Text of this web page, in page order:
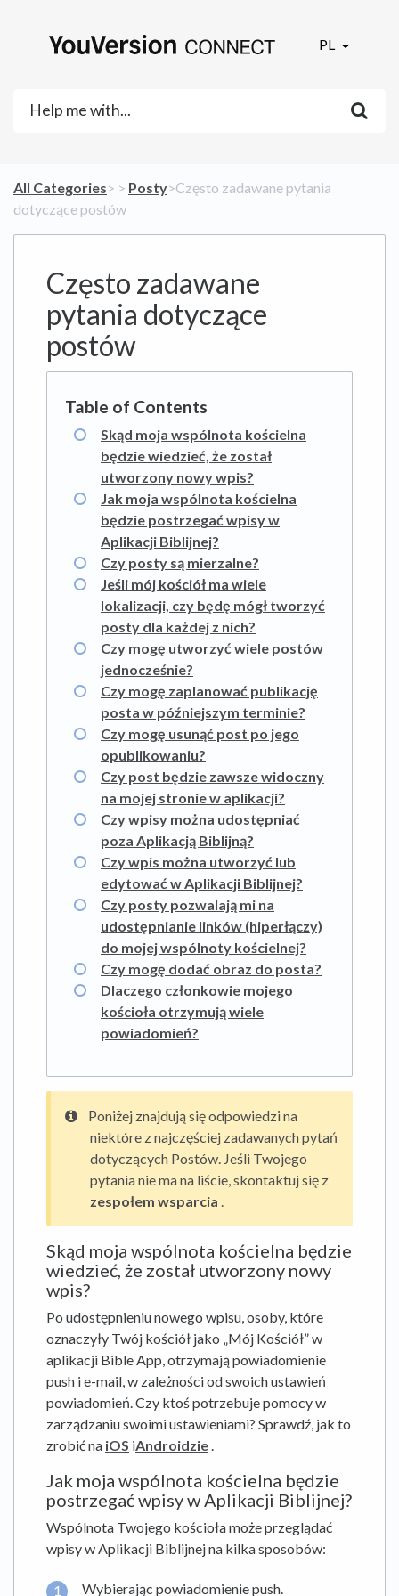
PL
All Categories​>​ ​ > ​ ​Posty​>​ Często zadawane pytania
dotyczące postów
Często zadawane
pytania dotyczące
postów
Skąd moja wspólnota kościelna
będzie wiedzieć, że został
utworzony nowy wpis?
Jak moja wspólnota kościelna
będzie postrzegać wpisy w
Aplikacji Biblijnej?
Czy posty są mierzalne?
Jeśli mój kościół ma wiele
lokalizacji, czy będę mógł tworzyć
posty dla każdej z nich?
Czy mogę utworzyć wiele postów
jednocześnie?
Czy mogę zaplanować publikację
posta w późniejszym terminie?
Czy mogę usunąć post po jego
opublikowaniu?
Czy post będzie zawsze widoczny
na mojej stronie w aplikacji?
Czy wpisy można udostępniać
poza Aplikacją Biblijną?
Czy wpis można utworzyć lub
edytować w Aplikacji Biblijnej?
Czy posty pozwalają mi na
udostępnianie linków (hiperłączy)
do mojej wspólnoty kościelnej?
Czy mogę dodać obraz do posta?
Dlaczego członkowie mojego
kościoła otrzymują wiele
powiadomień?
Poniżej znajdują się odpowiedzi na
niektóre z najczęściej zadawanych pytań
dotyczących Postów. Jeśli Twojego
pytania nie ma na liście, skontaktuj się z
zespołem wsparcia .
Skąd moja wspólnota kościelna będzie
wiedzieć, że został utworzony nowy
wpis?
Po udostępnieniu nowego wpisu, osoby, które
oznaczyły Twój kościół jako „Mój Kościół” w
aplikacji Bible App, otrzymają powiadomienie
push i e-mail, w zależności od swoich ustawień
powiadomień. Czy ktoś potrzebuje pomocy w
zarządzaniu swoimi ustawieniami? Sprawdź, jak to
zrobić na iOS iAndroidzie.
Jak moja wspólnota kościelna będzie
postrzegać wpisy w Aplikacji Biblijnej?
Wspólnota Twojego kościoła może przeglądać
wpisy w Aplikacji Biblijnej na kilka sposobów:
Wybierając powiadomienie push.